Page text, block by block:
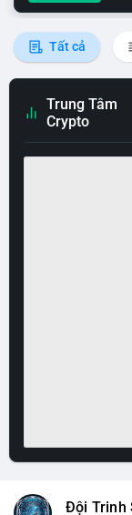
Tất cả
Trung Tâm
Crypto
Đội Trinh